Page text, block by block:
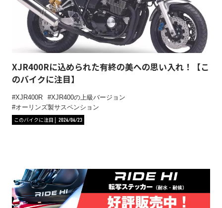
XJR400Rに込められた有終の美への思い入れ！【こ
のバイクに注目】
XJR400R
XJR400の上級バージョン
オーリンズ製サスペンション
このバイクに注目
2024/04/23